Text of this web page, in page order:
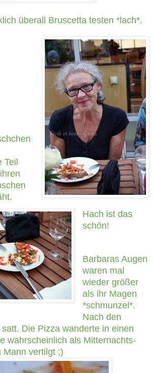
überall Bruscetta testen *lach*.
Hach ist das
schön!
Barbaras Augen
waren mal
wieder größer
als ihr Magen
*schmunzel*.
Nach den
Die Pizza wanderte in einen
wahrscheinlich als Mitternachts-
Mann vertilgt ;)